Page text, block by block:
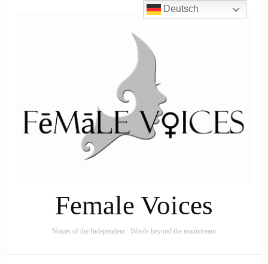
Female Voices
Voices of the Independent : Words beyond the mainstream
Deutsch